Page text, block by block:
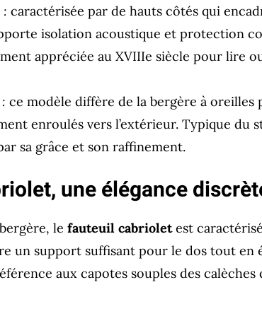
: caractérisée par de hauts côtés qui
isolation acoustique et protection
appréciée au XVIIIe siècle pour lire
ce modèle diffère de la bergère à oreilles
enroulés vers l’extérieur. Typique du
sa grâce et son raffinement.
une élégance
le fauteuil cabrioletest
un support suffisant pour le dos tout en
aux capotes souples des calèches